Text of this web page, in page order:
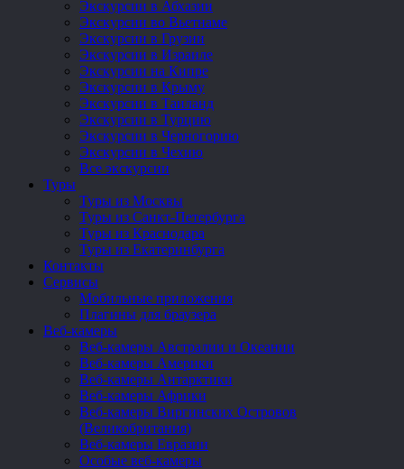
Экскурсии в Абхазии
Экскурсии во Вьетнаме
Экскурсии в Грузии
Экскурсии в Израиле
Экскурсии на Кипре
Экскурсии в Крыму
Экскурсии в Таиланд
Экскурсии в Турцию
Экскурсии в Черногорию
Экскурсии в Чехию
Все экскурсии
Туры
Туры из Москвы
Туры из Санкт-Петербурга
Туры из Краснодара
Туры из Екатеринбурга
Контакты
Сервисы
Мобильные приложения
Плагины для браузера
Веб-камеры
Веб-камеры Австралии и Океании
Веб-камеры Америки
Веб-камеры Антарктики
Веб-камеры Африки
Веб-камеры Виргинских Островов
(Великобритания)
Веб-камеры Евразии
Особые веб-камеры